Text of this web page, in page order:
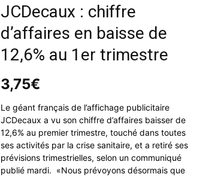
JCDecaux : chiffre
d’affaires en baisse de
12,6% au 1er trimestre
3,75€
Le géant français de l’affichage publicitaire
JCDecaux a vu son chiffre d’affaires baisser de
12,6% au premier trimestre, touché dans toutes
ses activités par la crise sanitaire, et a retiré ses
prévisions trimestrielles, selon un communiqué
publié mardi. «Nous prévoyons désormais que